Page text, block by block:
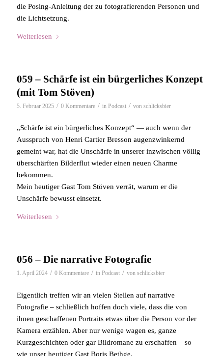
die Posing-Anleitung der zu fotografierenden Personen und
die Lichtsetzung.
Weiterlesen
059 – Schärfe ist ein bürgerliches Konzept
(mit Tom Stöven)
5. Februar 2025 / 0 Kommentare / in Podcast / von schlicksbier
„Schärfe ist ein bürgerliches Konzept“ — auch wenn der
Ausspruch von Henri Cartier Bresson augenzwinkernd
gemeint war, hat die Unschärfe in unserer inzwischen völlig
überschärften Bilderflut wieder einen neuen Charme
bekommen.
Mein heutiger Gast Tom Stöven verrät, warum er die
Unschärfe bewusst einsetzt.
Weiterlesen
056 – Die narrative Fotografie
1. April 2024 / 0 Kommentare / in Podcast / von schlicksbier
Eigentlich treffen wir an vielen Stellen auf narrative
Fotografie – schließlich hoffen doch viele, dass die von
ihnen geschaffenen Portraits etwas über die Person vor der
Kamera erzählen. Aber nur wenige wagen es, ganze
Kurzgeschichten oder gar Bildromane zu erschaffen – so
wie unser heutiger Gast Boris Bethge.